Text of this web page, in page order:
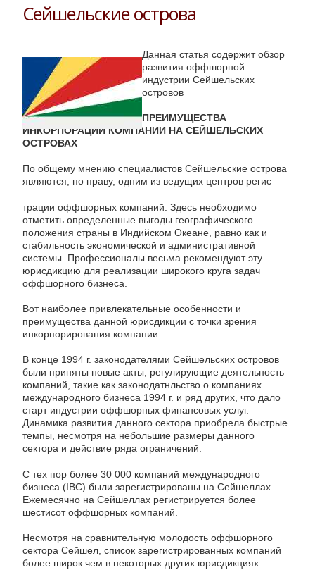
Сейшельские острова
Данная статья содержит обзор
развития оффшорной
индустрии Сейшельских
островов
ПРЕИМУЩЕСТВА
ИНКОРПОРАЦИИ КОМПАНИИ НА СЕЙШЕЛЬСКИХ
ОСТРОВАХ
По общему мнению специалистов Сейшельские острова
являются, по праву, одним из ведущих центров регис
трации оффшорных компаний. Здесь необходимо
отметить определенные выгоды географического
положения страны в Индийском Океане, равно как и
стабильность экономической и административной
системы. Профессионалы весьма рекомендуют эту
юрисдикцию для реализации широкого круга задач
оффшорного бизнеса.
Вот наиболее привлекательные особенности и
преимущества данной юрисдикции с точки зрения
инкорпорирования компании.
В конце 1994 г. законодателями Сейшельских островов
были приняты новые акты, регулирующие деятельность
компаний, такие как законодатнльство о компаниях
международного бизнеса 1994 г. и ряд других, что дало
старт индустрии оффшорных финансовых услуг.
Динамика развития данного сектора приобрела быстрые
темпы, несмотря на небольшие размеры данного
сектора и действие ряда ограничений.
С тех пор более 30 000 компаний международного
бизнеса (IBC) были зарегистрированы на Сейшеллах.
Ежемесячно на Сейшеллах регистрируется более
шестисот оффшорных компаний.
Несмотря на сравнительную молодость оффшорного
сектора Сейшел, список зарегистрированных компаний
более широк чем в некоторых других юрисдикциях.